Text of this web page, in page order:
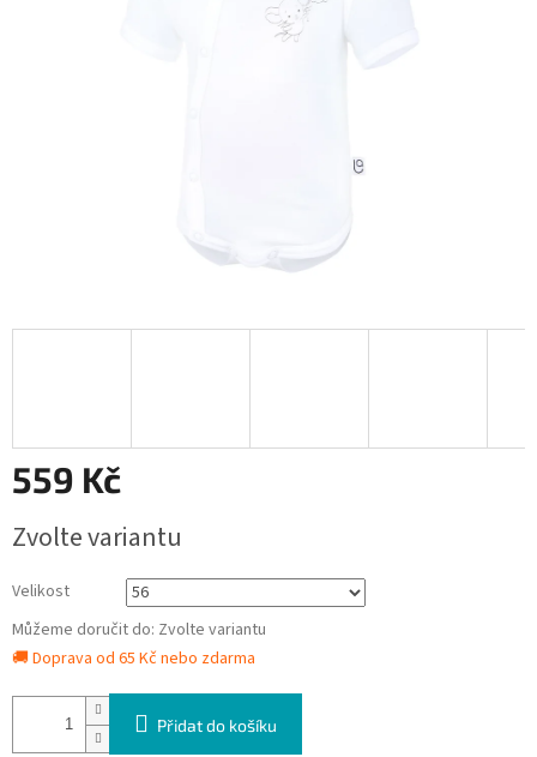
559 Kč
cena:
Zvolte variantu
Velikost
Můžeme doručit do: Zvolte variantu
🚚 Doprava od 65 Kč nebo zdarma
Přidat do košíku